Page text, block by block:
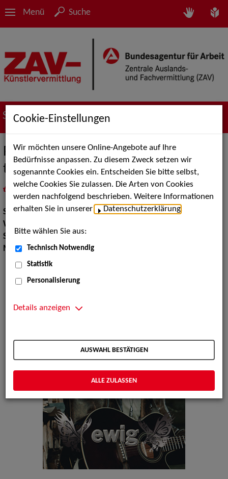
Menü Suche
Suche nach Künstler*innen
Peter Maffay Doubleshow - a tribute
to Peter Maffay
Show:Musik Shows, Walk Acts Animation
Walk Acts Animation:
Show Acts:
Musik Shows:Sänger / Sängerin
Cookie-Einstellungen
Wir möchten unsere Online-Angebote auf Ihre
Bedürfnisse anpassen. Zu diesem Zweck setzen wir
sogenannte Cookies ein. Entscheiden Sie bitte selbst,
welche Cookies Sie zulassen. Die Arten von Cookies
werden nachfolgend beschrieben. Weitere Informationen
erhalten Sie in unserer
Datenschutzerklärung
Bitte wählen Sie aus:
Technisch Notwendig
Statistik
Personalisierung
Details anzeigen
AUSWAHL BESTÄTIGEN
ALLE ZULASSEN